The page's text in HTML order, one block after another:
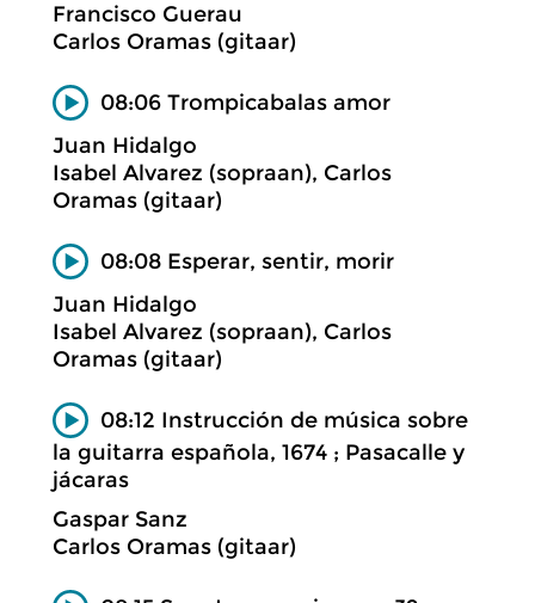
Francisco Guerau
Carlos Oramas (gitaar)
08:06 Trompicabalas amor
Juan Hidalgo
Isabel Alvarez (sopraan), Carlos
Oramas (gitaar)
08:08 Esperar, sentir, morir
Juan Hidalgo
Isabel Alvarez (sopraan), Carlos
Oramas (gitaar)
08:12 Instrucción de música sobre
la guitarra española, 1674 ; Pasacalle y
jácaras
Gaspar Sanz
Carlos Oramas (gitaar)